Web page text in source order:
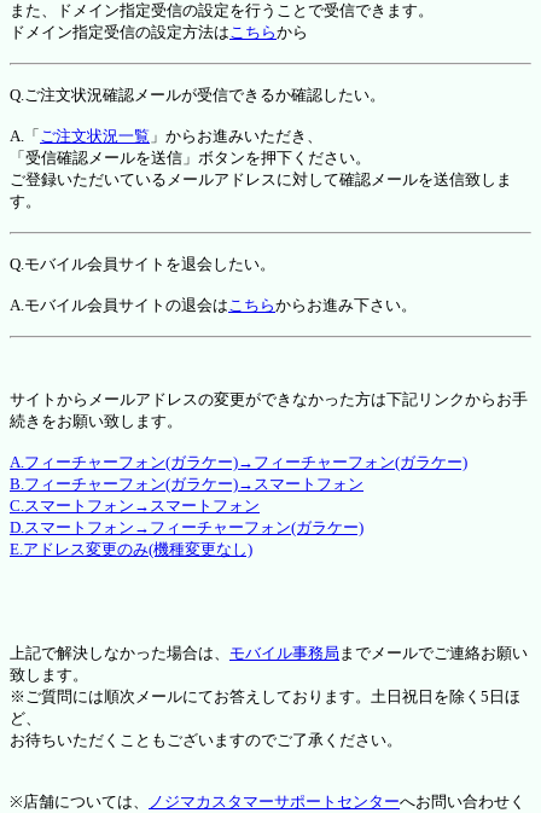
また、ドメイン指定受信の設定を行うことで受信できます。
ドメイン指定受信の設定方法はこちらから
Q.ご注文状況確認メールが受信できるか確認したい。
A.「 ご注文状況一覧 」からお進みいただき、
「受信確認メールを送信」ボタンを押下ください。
ご登録いただいているメールアドレスに対して確認メールを送信致しま
す。
Q.モバイル会員サイトを退会したい。
A.モバイル会員サイトの退会はこちらからお進み下さい。
サイトからメールアドレスの変更ができなかった方は下記リンクからお手
続きをお願い致します。
A.フィーチャーフォン(ガラケー)→フィーチャーフォン(ガラケー)
B.フィーチャーフォン(ガラケー)→スマートフォン
C.スマートフォン→スマートフォン
D.スマートフォン→フィーチャーフォン(ガラケー)
E.アドレス変更のみ(機種変更なし)
上記で解決しなかった場合は、 モバイル事務局 までメールでご連絡お願い
致します。
※ご質問には順次メールにてお答えしております。土日祝日を除く5日ほ
ど、
お待ちいただくこともございますのでご了承ください。
※店舗については、 ノジマカスタマーサポートセンターへお問い合わせく